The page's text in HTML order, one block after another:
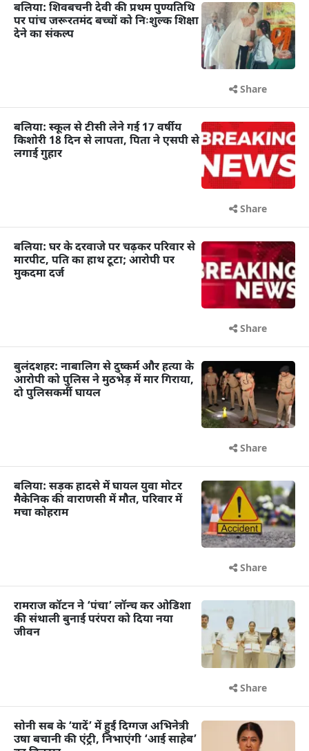
बलिया: शिवबचनी देवी की प्रथम पुण्यतिथि
पर पांच जरूरतमंद बच्चों को निःशुल्क शिक्षा
देने का संकल्प
Share
बलिया: स्कूल से टीसी लेने गई 17 वर्षीय
किशोरी 18 दिन से लापता, पिता ने एसपी से
लगाई गुहार
Share
बलिया: घर के दरवाजे पर चढ़कर परिवार से
मारपीट, पति का हाथ टूटा; आरोपी पर
मुकदमा दर्ज
Share
बुलंदशहर: नाबालिग से दुष्कर्म और हत्या के
आरोपी को पुलिस ने मुठभेड़ में मार गिराया,
दो पुलिसकर्मी घायल
Share
बलिया: सड़क हादसे में घायल युवा मोटर
मैकेनिक की वाराणसी में मौत, परिवार में
मचा कोहराम
Share
रामराज कॉटन ने ‘पंचा’ लॉन्च कर ओडिशा
की संथाली बुनाई परंपरा को दिया नया
जीवन
Share
सोनी सब के ‘यादें’ में हुईं दिग्गज अभिनेत्री
उषा बचानी की एंट्री, निभाएंगी ‘आई साहेब’